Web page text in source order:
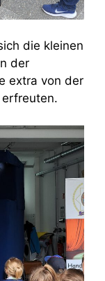
die kleinen
der
extra von der